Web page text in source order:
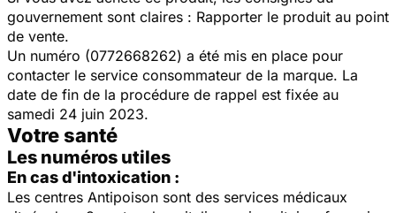
gouvernement sont claires : Rapporter le produit au point
de vente.
Un numéro (0772668262) a été mis en place pour
contacter le service consommateur de la marque. La
date de fin de la procédure de rappel est fixée au
samedi 24 juin 2023.
Votre santé
Les numéros utiles
En cas d'intoxication :
Les centres Antipoison sont des services médicaux